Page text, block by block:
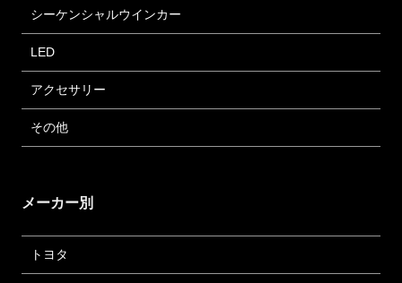
シーケンシャルウインカー
LED
アクセサリー
その他
メーカー別
トヨタ